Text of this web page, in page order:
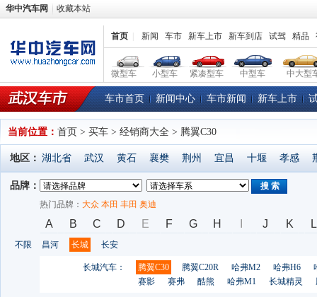
华中汽车网 收藏本站
首页 新闻 车市 新车上市 新车到店 试驾 精品
微型车 小型车 紧凑型车 中型车 中大型
车市首页 新闻中心 车市新闻 新车上市
当前位置： 首页 > 买车 > 经销商大全 > 腾翼C30
地区： 湖北省 武汉 黄石 襄樊 荆州 宜昌 十堰 孝感
品牌：
搜 索
热门品牌： 大众 本田 丰田 奥迪
A B C D E F G H J K L
不限 昌河 长城 长安
长城汽车： 腾翼C30 腾翼C20R 哈弗M2 哈弗H6
赛影
赛弗 酷熊 哈弗M1 长城精灵